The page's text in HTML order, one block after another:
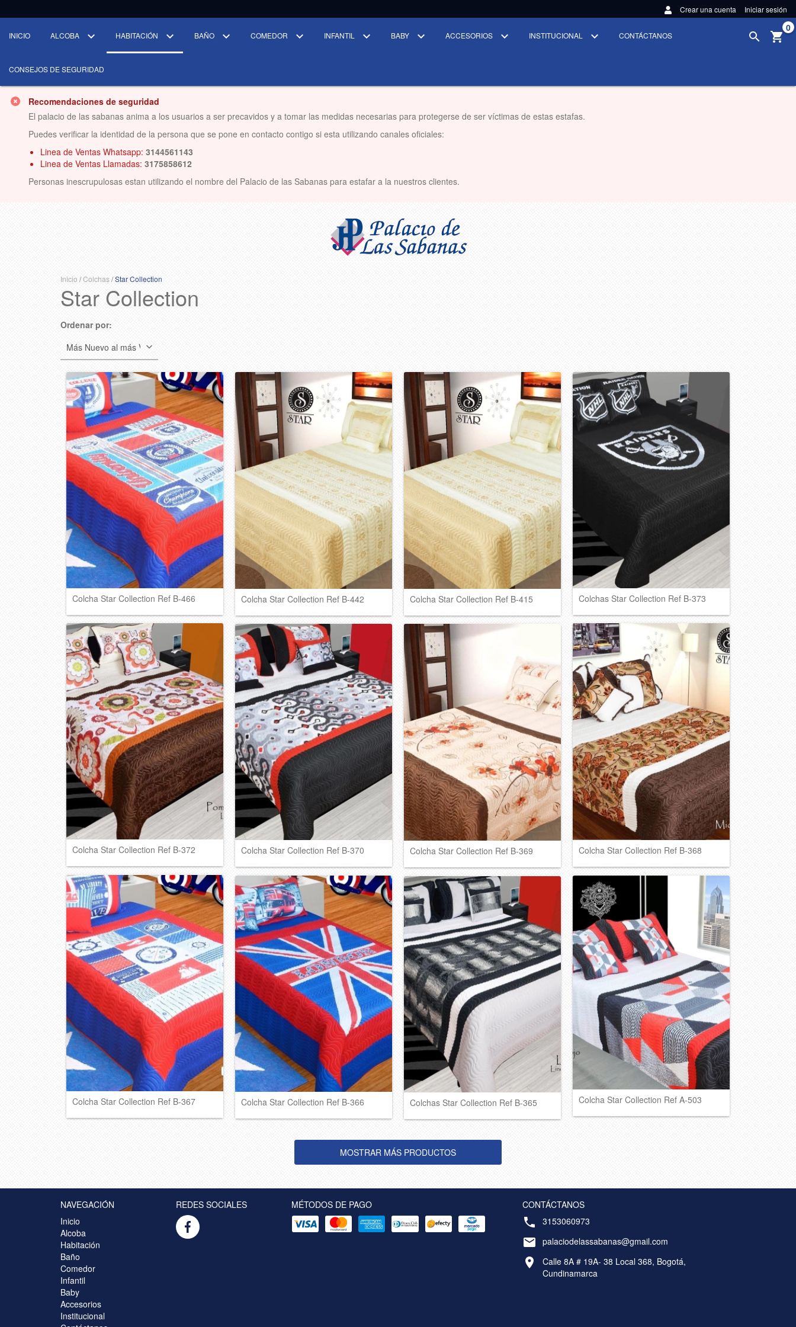
Crear una cuenta Iniciar sesión
INICIO ALCOBA HABITACIÓN BAÑO COMEDOR INFANTIL BABY ACCESORIOS INSTITUCIONAL CONTÁCTANOS
CONSEJOS DE SEGURIDAD
0
Recomendaciones de seguridad
El palacio de las sabanas anima a los usuarios a ser precavidos y a tomar las medidas necesarias para protegerse de ser víctimas de estas estafas.
Puedes verificar la identidad de la persona que se pone en contacto contigo si esta utilizando canales oficiales:
Linea de Ventas Whatsapp: 3144561143
Linea de Ventas Llamadas: 3175858612
Personas inescrupulosas estan utilizando el nombre del Palacio de las Sabanas para estafar a la nuestros clientes.
Inicio /Colchas/Star Collection
Star Collection
Ordenar por:
Colcha Star Collection Ref B-466 Colcha Star Collection Ref B-442 Colcha Star Collection Ref B-415 Colchas Star Collection Ref B-373
Colcha Star Collection Ref B-372 Colcha Star Collection Ref B-370 Colcha Star Collection Ref B-369 Colcha Star Collection Ref B-368
Colcha Star Collection Ref B-367 Colcha Star Collection Ref B-366 Colchas Star Collection Ref B-365 Colcha Star Collection Ref A-503
MOSTRAR MÁS PRODUCTOS
NAVEGACIÓN
Inicio
Alcoba
Habitación
Baño
Comedor
Infantil
Baby
Accesorios
Institucional
REDES SOCIALES MÉTODOS DE PAGO
CONTÁCTANOS
3153060973
palaciodelassabanas@gmail.com
Calle 8A # 19A- 38 Local 368, Bogotá,
Cundinamarca